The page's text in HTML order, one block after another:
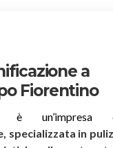
a
Fiorentino
è
specializzata in